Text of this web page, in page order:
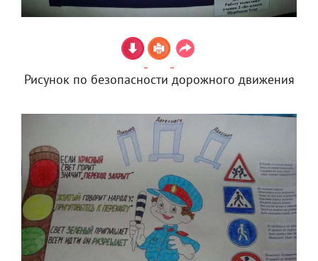
Рисунок по безопасности дорожного движения